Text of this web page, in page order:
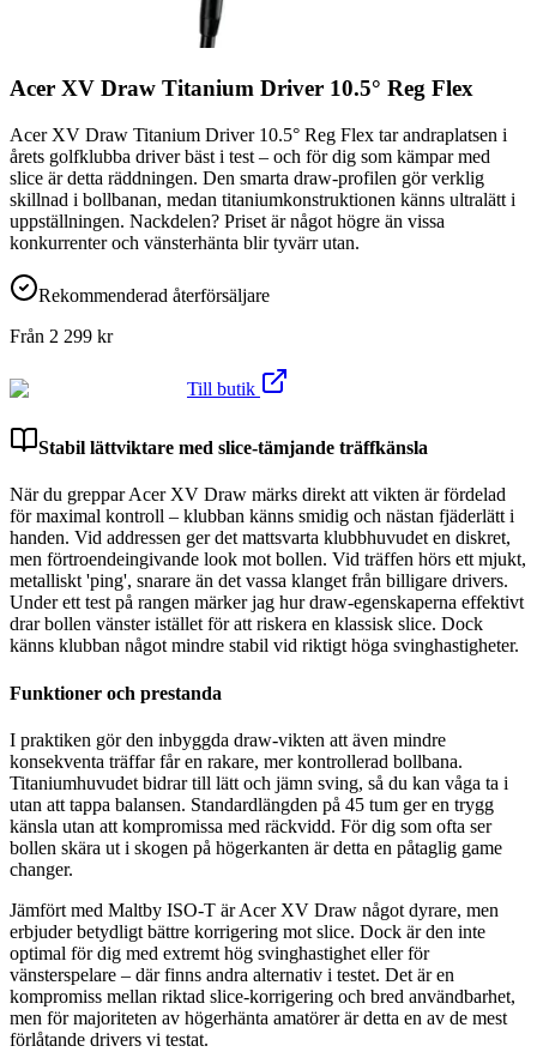
Acer XV Draw Titanium Driver 10.5° Reg Flex
Acer XV Draw Titanium Driver 10.5° Reg Flex tar andraplatsen i
årets golfklubba driver bäst i test – och för dig som kämpar med
slice är detta räddningen. Den smarta draw-profilen gör verklig
skillnad i bollbanan, medan titaniumkonstruktionen känns ultralätt i
uppställningen. Nackdelen? Priset är något högre än vissa
konkurrenter och vänsterhänta blir tyvärr utan.
Rekommenderad återförsäljare
Från 2 299 kr
Till butik
Stabil lättviktare med slice-tämjande träffkänsla
När du greppar Acer XV Draw märks direkt att vikten är fördelad
för maximal kontroll – klubban känns smidig och nästan fjäderlätt i
handen. Vid addressen ger det mattsvarta klubbhuvudet en diskret,
men förtroendeingivande look mot bollen. Vid träffen hörs ett mjukt,
metalliskt 'ping', snarare än det vassa klanget från billigare drivers.
Under ett test på rangen märker jag hur draw-egenskaperna effektivt
drar bollen vänster istället för att riskera en klassisk slice. Dock
känns klubban något mindre stabil vid riktigt höga svinghastigheter.
Funktioner och prestanda
I praktiken gör den inbyggda draw-vikten att även mindre
konsekventa träffar får en rakare, mer kontrollerad bollbana.
Titaniumhuvudet bidrar till lätt och jämn sving, så du kan våga ta i
utan att tappa balansen. Standardlängden på 45 tum ger en trygg
känsla utan att kompromissa med räckvidd. För dig som ofta ser
bollen skära ut i skogen på högerkanten är detta en påtaglig game
changer.
Jämfört med Maltby ISO-T är Acer XV Draw något dyrare, men
erbjuder betydligt bättre korrigering mot slice. Dock är den inte
optimal för dig med extremt hög svinghastighet eller för
vänsterspelare – där finns andra alternativ i testet. Det är en
kompromiss mellan riktad slice-korrigering och bred användbarhet,
men för majoriteten av högerhänta amatörer är detta en av de mest
förlåtande drivers vi testat.